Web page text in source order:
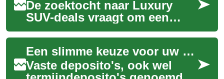
De zoektocht naar Luxury
SUV-deals vraagt om een
slimme balans tussen
comfort, technologie en waar
voor uw geld. In d...
Een slimme keuze voor uw spaarcenten
Vaste deposito's, ook wel